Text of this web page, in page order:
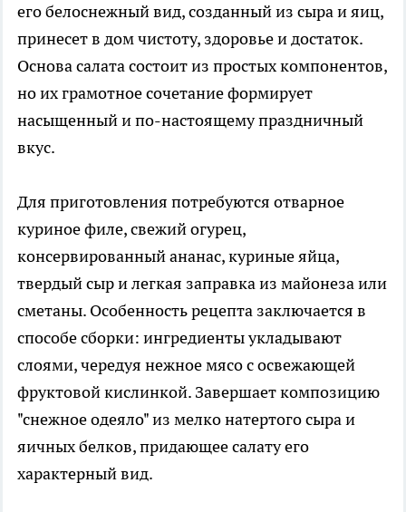
его белоснежный вид, созданный из сыра и яиц,
принесет в дом чистоту, здоровье и достаток.
Основа салата состоит из простых компонентов,
но их грамотное сочетание формирует
насыщенный и по-настоящему праздничный
вкус.
Для приготовления потребуются отварное
куриное филе, свежий огурец,
консервированный ананас, куриные яйца,
твердый сыр и легкая заправка из майонеза или
сметаны. Особенность рецепта заключается в
способе сборки: ингредиенты укладывают
слоями, чередуя нежное мясо с освежающей
фруктовой кислинкой. Завершает композицию
"снежное одеяло" из мелко натертого сыра и
яичных белков, придающее салату его
характерный вид.